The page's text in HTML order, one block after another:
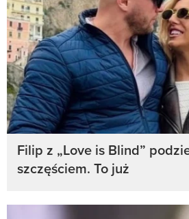
Filip z „Love is Blind”
szczęściem. To już